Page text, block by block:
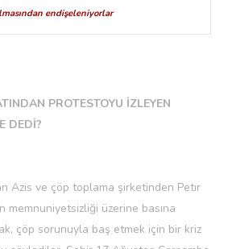
endişeleniyorlar
PROTESTOYU İZLEYEN
DEDİ?
Azis ve çöp toplama şirketinden Petır
memnuniyetsizliği üzerine basına
çöp sorunuyla baş etmek için bir kriz